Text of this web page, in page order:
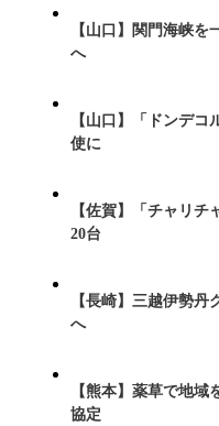
【山口】関門海峡
へ
【山口】「ドンデ
使に
【佐賀】「チャリ
20台
【長崎】三越伊勢
へ
【熊本】薬草で地
協定